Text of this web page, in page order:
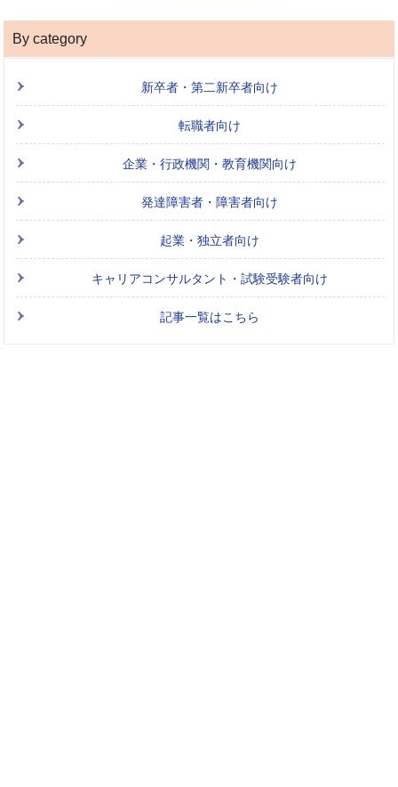
By category
新卒者・第二新卒者向け
転職者向け
企業・行政機関・教育機関向け
発達障害者・障害者向け
起業・独立者向け
キャリアコンサルタント・試験受験者向け
記事一覧はこちら